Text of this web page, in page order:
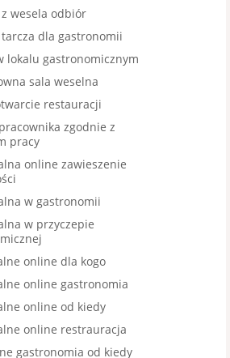
wesela odbiór
dla gastronomii
lokalu gastronomicznym
sala weselna
restauracji
zgodnie z
pracy
online zawieszenie
w gastronomii
w przyczepie
online dla kogo
online gastronomia
online od kiedy
online restrauracja
gastronomia od kiedy